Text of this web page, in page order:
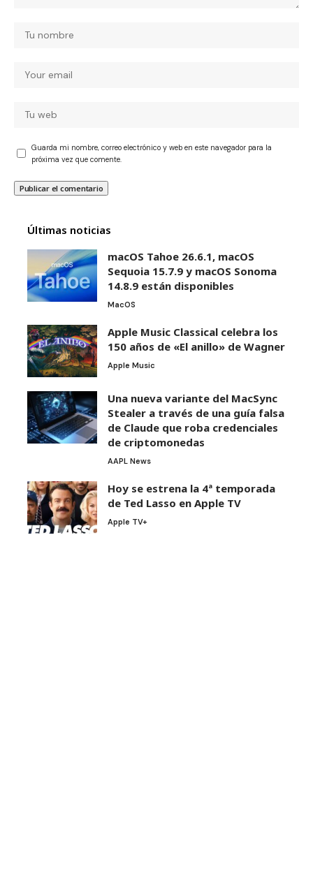
Guarda mi nombre, correo electrónico y web en este navegador para la
próxima vez que comente.
Últimas noticias
macOS Tahoe 26.6.1, macOS
Sequoia 15.7.9 y macOS Sonoma
14.8.9 están disponibles
MacOS
Apple Music Classical celebra los
150 años de «El anillo» de Wagner
Apple Music
Una nueva variante del MacSync
Stealer a través de una guía falsa
de Claude que roba credenciales
de criptomonedas
AAPL News
Hoy se estrena la 4ª temporada
de Ted Lasso en Apple TV
Apple TV+